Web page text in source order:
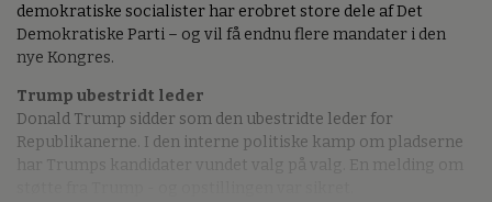
demokratiske socialister har erobret store dele af Det
Demokratiske Parti – og vil få endnu flere mandater i den
nye Kongres.
Trump ubestridt leder
Donald Trump sidder som den ubestridte leder for
Republikanerne. I den interne politiske kamp om pladserne
har Trumps kandidater vundet valg på valg. En melding om